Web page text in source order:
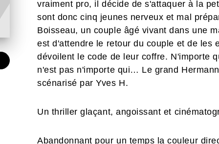
vraiment pro, il décide de s'attaquer à la
sont donc cinq jeunes nerveux et mal
Boisseau, un couple âgé vivant dans une
est d'attendre le retour du couple et de les
dévoilent le code de leur coffre. N'importe
n'est pas n'importe qui… Le grand
scénarisé par Yves H.
Un thriller glaçant, angoissant et
Abandonnant pour un temps la couleur